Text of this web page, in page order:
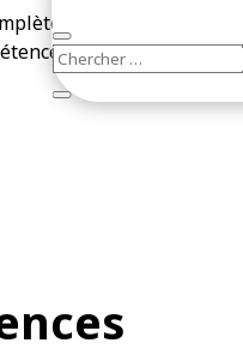
de formation et
» et un pied